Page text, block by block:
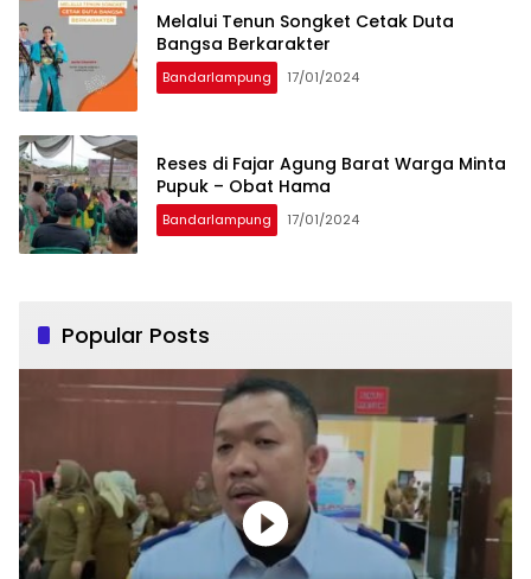
Melalui Tenun Songket Cetak Duta
Bangsa Berkarakter
Bandarlampung 17/01/2024
Reses di Fajar Agung Barat Warga Minta
Pupuk – Obat Hama
Bandarlampung 17/01/2024
Popular Posts